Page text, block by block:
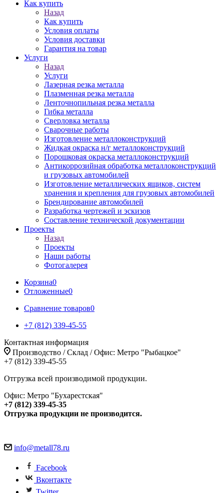
Как купить
Назад
Как купить
Условия оплаты
Условия доставки
Гарантия на товар
Услуги
Назад
Услуги
Лазерная резка металла
Плазменная резка металла
Ленточнопильная резка металла
Гибка металла
Сверловка металла
Сварочные работы
Изготовление металлоконструкций
Жидкая окраска н/г металлоконструкций
Порошковая окраска металлоконструкций
Антикоррозийная обработка металлоконструкций
и грузовых автомобилей
Изготовление металлических ящиков, систем
хранения и крепления для грузовых автомобилей
Брендирование автомобилей
Разработка чертежей и эскизов
Составление технической документации
Проекты
Назад
Проекты
Наши работы
Фотогалерея
Корзина0
Отложенные0
Сравнение товаров0
+7 (812) 339-45-55
Контактная информация
Производство / Склад / Офис: Метро "Рыбацкое"
+7 (812) 339-45-55
Отгрузка всей производимой продукции.
Офис: Метро "Бухарестская"
+7 (812) 339-45-35
Отгрузка продукции не производится.
info@metall78.ru
Facebook
Вконтакте